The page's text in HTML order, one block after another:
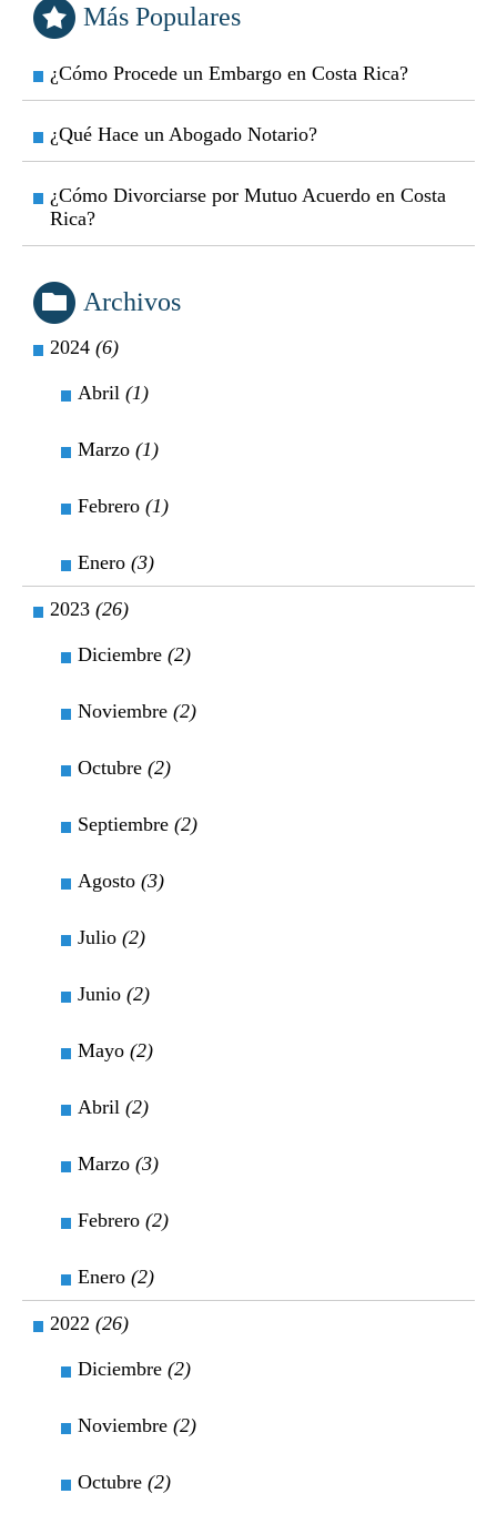
Más Populares
¿Cómo Procede un Embargo en Costa Rica?
¿Qué Hace un Abogado Notario?
¿Cómo Divorciarse por Mutuo Acuerdo en Costa
Rica?
Archivos
2024 (6)
Abril (1)
Marzo (1)
Febrero (1)
Enero (3)
2023 (26)
Diciembre (2)
Noviembre (2)
Octubre (2)
Septiembre (2)
Agosto (3)
Julio (2)
Junio (2)
Mayo (2)
Abril (2)
Marzo (3)
Febrero (2)
Enero (2)
2022 (26)
Diciembre (2)
Noviembre (2)
Octubre (2)